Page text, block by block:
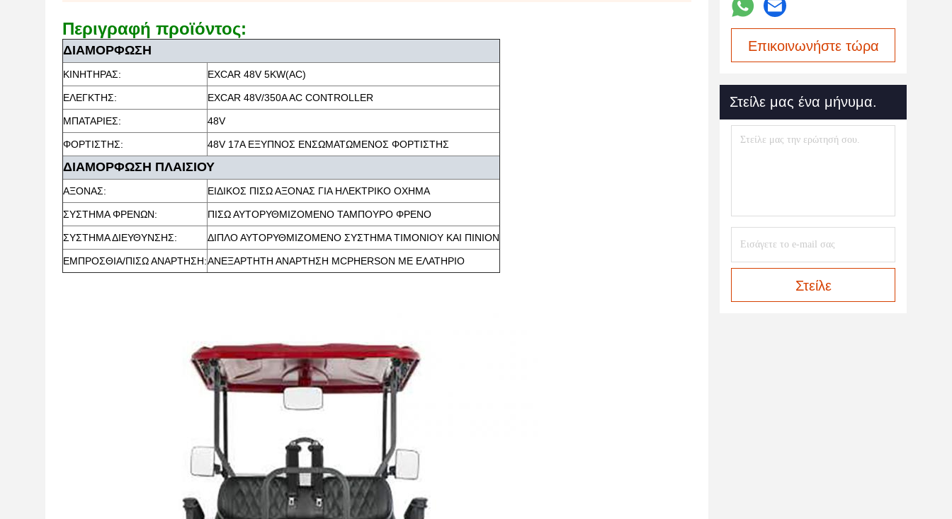
Περιγραφή προϊόντος:
ΔΙΑΜΟΡΦΩΣΗ
ΚΙΝΗΤΗΡΑΣ: EXCAR 48V 5KW(AC)
ΕΛΕΓΚΤΗΣ: EXCAR 48V/350A AC CONTROLLER
ΜΠΑΤΑΡΙΕΣ: 48V
ΦΟΡΤΙΣΤΗΣ: 48V 17A ΕΞΥΠΝΟΣ ΕΝΣΩΜΑΤΩΜΕΝΟΣ ΦΟΡΤΙΣΤΗΣ
ΔΙΑΜΟΡΦΩΣΗ ΠΛΑΙΣΙΟΥ
ΑΞΟΝΑΣ: ΕΙΔΙΚΟΣ ΠΙΣΩ ΑΞΟΝΑΣ ΓΙΑ ΗΛΕΚΤΡΙΚΟ ΟΧΗΜΑ
ΣΥΣΤΗΜΑ ΦΡΕΝΩΝ: ΠΙΣΩ ΑΥΤΟΡΥΘΜΙΖΟΜΕΝΟ ΤΑΜΠΟΥΡΟ ΦΡΕΝΟ
ΣΥΣΤΗΜΑ ΔΙΕΥΘΥΝΣΗΣ: ΔΙΠΛΟ ΑΥΤΟΡΥΘΜΙΖΟΜΕΝΟ ΣΥΣΤΗΜΑ ΤΙΜΟΝΙΟΥ ΚΑΙ ΠΙΝΙΟΝ
ΕΜΠΡΟΣΘΙΑ/ΠΙΣΩ ΑΝΑΡΤΗΣΗ:ΑΝΕΞΑΡΤΗΤΗ ΑΝΑΡΤΗΣΗ MCPHERSON ΜΕ ΕΛΑΤΗΡΙΟ
Επικοινωνήστε τώρα
Στείλε μας ένα μήνυμα.
Στείλε